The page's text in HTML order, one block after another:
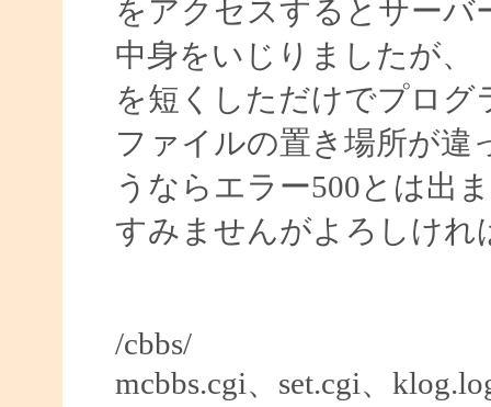
をアクセスするとサーバ
中身をいじりましたが、
を短くしただけでプロ
ファイルの置き場所が
うならエラー500とは出
すみませんがよろしけれ
/cbbs/
mcbbs.cgi、set.cgi、